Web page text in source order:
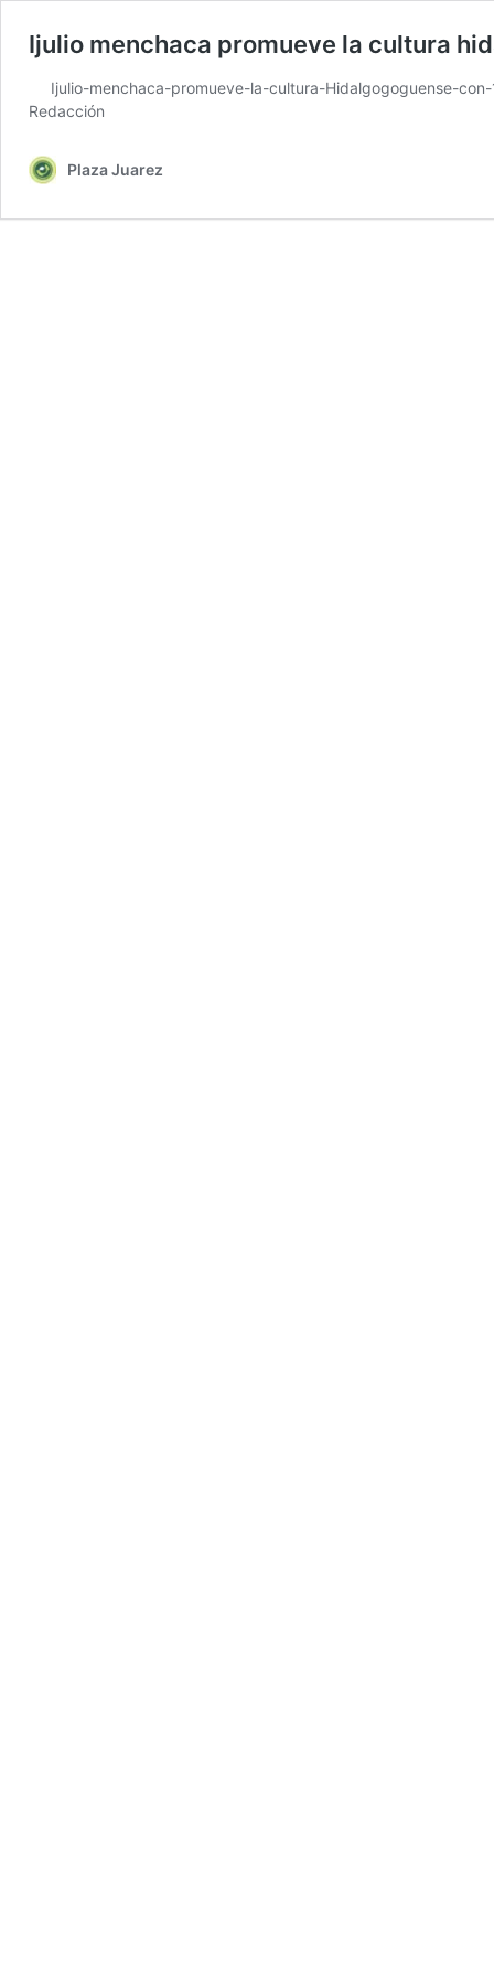
Ijulio menchaca promueve la cultura
Ijulio-menchaca-promueve-la-cultura-Hidalgogoguense-
Redacción
Plaza Juarez